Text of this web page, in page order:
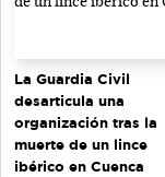
La Guardia Civil
desarticula una
organización tras la
muerte de un lince
ibérico en Cuenca